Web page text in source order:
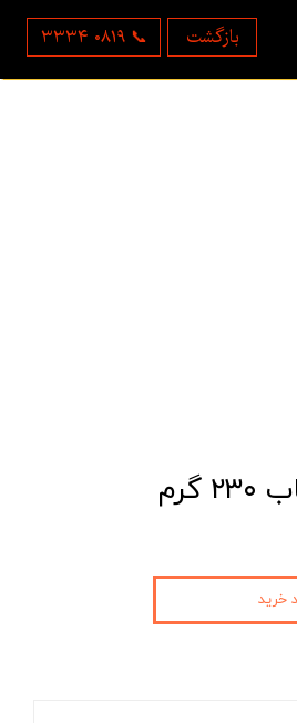
۳۳۳۴ ۰۸۱۹ 📞 بازگشت
خرید